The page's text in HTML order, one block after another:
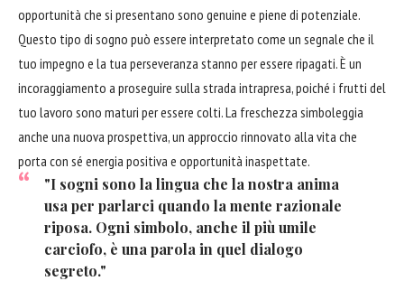
opportunità che si presentano sono genuine e piene di potenziale.
Questo tipo di sogno può essere interpretato come un segnale che il
tuo impegno e la tua perseveranza stanno per essere ripagati. È un
incoraggiamento a proseguire sulla strada intrapresa, poiché i frutti del
tuo lavoro sono maturi per essere colti. La freschezza simboleggia
anche una nuova prospettiva, un approccio rinnovato alla vita che
porta con sé energia positiva e opportunità inaspettate.
"I sogni sono la lingua che la nostra anima
usa per parlarci quando la mente razionale
riposa. Ogni simbolo, anche il più umile
carciofo, è una parola in quel dialogo
segreto."